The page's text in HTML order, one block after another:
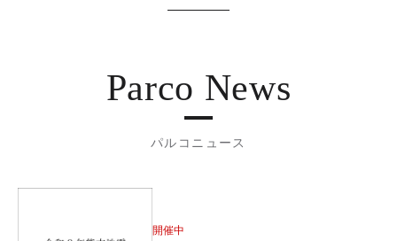
Parco News
パルコニュース
開催中